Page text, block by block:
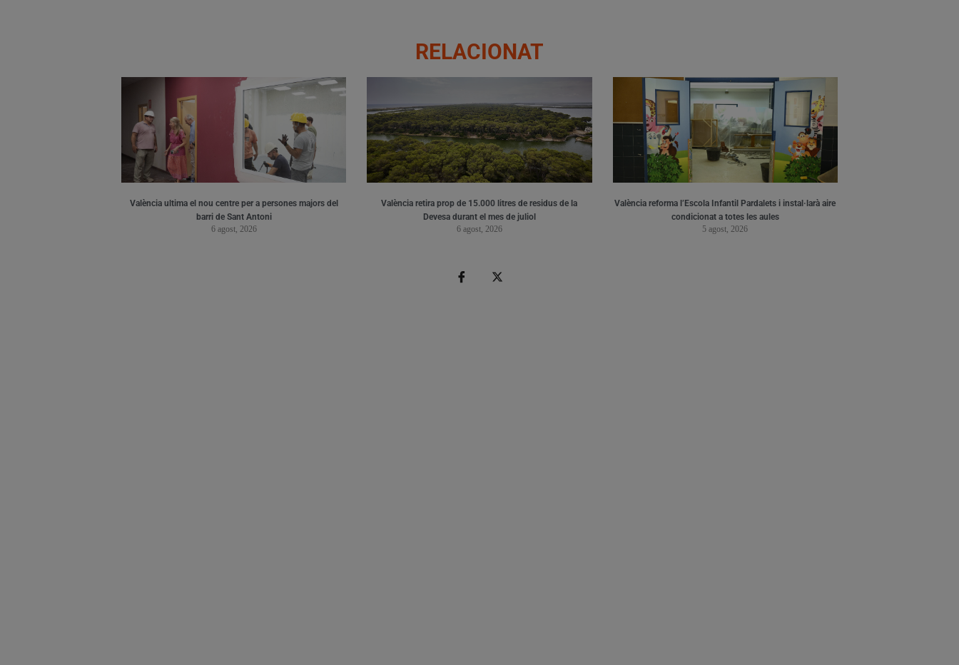
RELACIONAT
València ultima el nou centre per a persones majors del
barri de Sant Antoni
6 agost, 2026
València retira prop de 15.000 litres de residus de la
Devesa durant el mes de juliol
6 agost, 2026
València reforma l’Escola Infantil Pardalets i instal·larà aire
condicionat a totes les aules
5 agost, 2026